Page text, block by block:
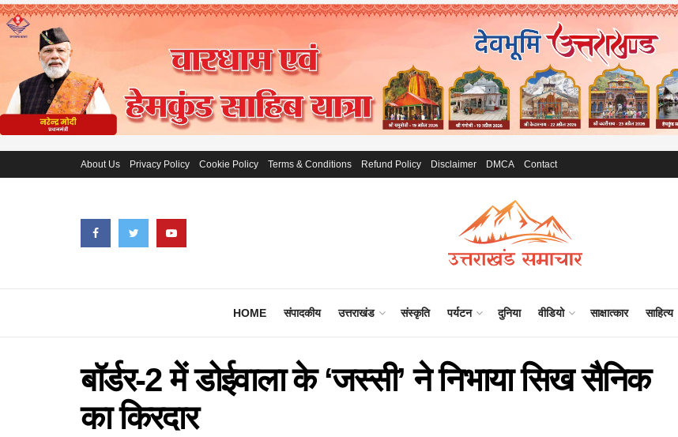
About Us Privacy Policy Cookie Policy Terms & Conditions Refund Policy Disclaimer DMCA Contact
HOME संपादकीय उत्तराखंड संस्कृति पर्यटन दुनिया वीडियो साक्षात्कार साहित्य
बॉर्डर-2 में डोईवाला के ‘जस्सी’ ने निभाया सिख सैनिक
का किरदार